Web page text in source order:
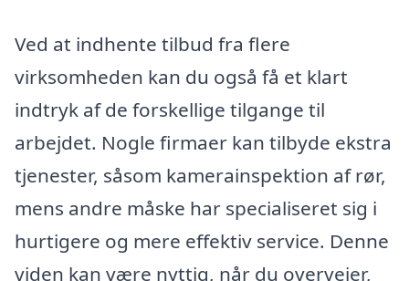
Ved at indhente tilbud fra flere
virksomheden kan du også få et klart
indtryk af de forskellige tilgange til
arbejdet. Nogle firmaer kan tilbyde ekstra
tjenester, såsom kamerainspektion af rør,
mens andre måske har specialiseret sig i
hurtigere og mere effektiv service. Denne
viden kan være nyttig, når du overvejer,